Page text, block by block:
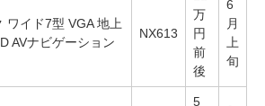
ワイド7型 VGA 地上
AVナビゲーション
NX613
万
円
前
後
6
月
上
旬
5